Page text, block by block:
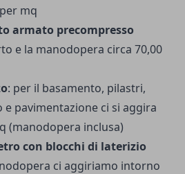
mq
armato precompresso
e la manodopera circa 70,00
: per il basamento, pilastri,
pavimentazione ci si aggira
(manodopera inclusa)
con blocchi di laterizio
ci aggiriamo intorno